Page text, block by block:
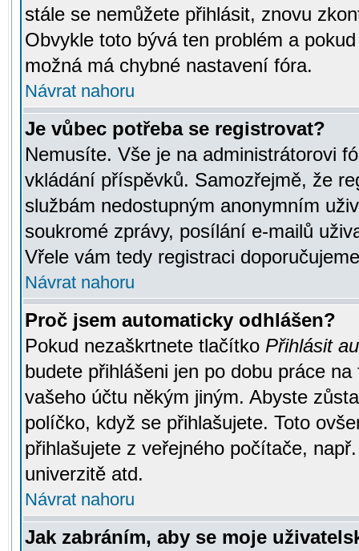
stále se nemůžete přihlásit, znovu
Obvykle toto bývá ten problém a
možná má chybné nastavení fóra.
Návrat nahoru
Je vůbec potřeba se registrovat?
Nemusíte. Vše je na administrátorovi
vkládání příspěvků. Samozřejmě, že
službám nedostupným anonymním
soukromé zprávy, posílání e-mailů
Vřele vám tedy registraci
Návrat nahoru
Proč jsem automaticky odhlášen?
Pokud nezaškrtnete tlačítko Přihlásit
budete přihlášeni jen po dobu práce
vašeho účtu někým jiným. Abyste
políčko, když se přihlašujete. Toto
přihlašujete z veřejného počítače,
univerzitě atd.
Návrat nahoru
Jak zabráním, aby se moje